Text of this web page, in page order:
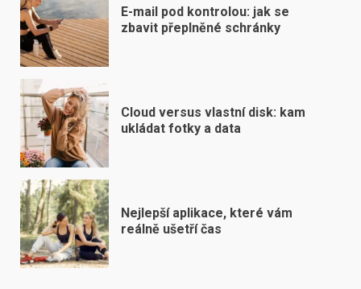
E-mail pod kontrolou: jak se
zbavit přeplněné schránky
Cloud versus vlastní disk: kam
ukládat fotky a data
Nejlepší aplikace, které vám
reálně ušetří čas